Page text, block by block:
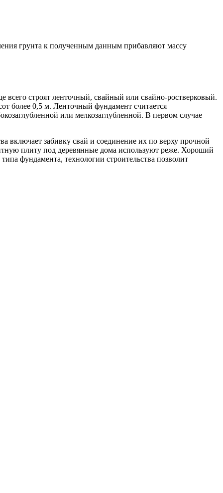
грунта к полученным данным прибавляют массу
строят ленточный, свайный или свайно-ростверковый.
более 0,5 м. Ленточный фундамент считается
или мелкозаглубленной. В первом случае
включает забивку свай и соединение их по верху прочной
плиту под деревянные дома используют реже. Хороший
фундамента, технологии строительства позволит